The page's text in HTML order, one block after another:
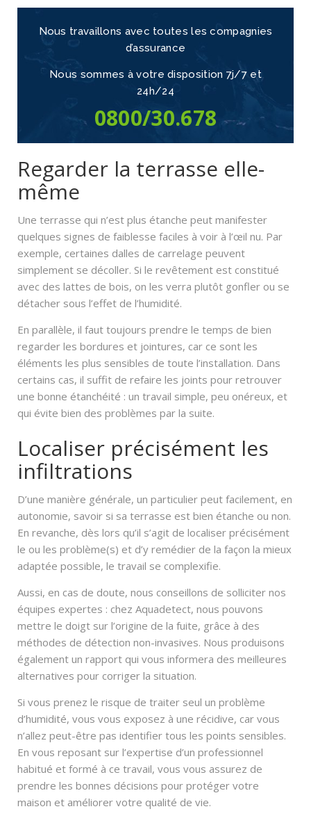
Nous travaillons avec toutes les compagnies
d’assurance
Nous sommes à votre disposition 7j/7 et
24h/24
0800/30.678
Regarder la terrasse elle-
même
Une terrasse qui n’est plus étanche peut manifester
quelques signes de faiblesse faciles à voir à l’œil nu. Par
exemple, certaines dalles de carrelage peuvent
simplement se décoller. Si le revêtement est constitué
avec des lattes de bois, on les verra plutôt gonfler ou se
détacher sous l’effet de l’humidité.
En parallèle, il faut toujours prendre le temps de bien
regarder les bordures et jointures, car ce sont les
éléments les plus sensibles de toute l’installation. Dans
certains cas, il suffit de refaire les joints pour retrouver
une bonne étanchéité : un travail simple, peu onéreux, et
qui évite bien des problèmes par la suite.
Localiser précisément les
infiltrations
D’une manière générale, un particulier peut facilement, en
autonomie, savoir si sa terrasse est bien étanche ou non.
En revanche, dès lors qu’il s’agit de localiser précisément
le ou les problème(s) et d’y remédier de la façon la mieux
adaptée possible, le travail se complexifie.
Aussi, en cas de doute, nous conseillons de solliciter nos
équipes expertes : chez Aquadetect, nous pouvons
mettre le doigt sur l’origine de la fuite, grâce à des
méthodes de détection non-invasives. Nous produisons
également un rapport qui vous informera des meilleures
alternatives pour corriger la situation.
Si vous prenez le risque de traiter seul un problème
d’humidité, vous vous exposez à une récidive, car vous
n’allez peut-être pas identifier tous les points sensibles.
En vous reposant sur l’expertise d’un professionnel
habitué et formé à ce travail, vous vous assurez de
prendre les bonnes décisions pour protéger votre
maison et améliorer votre qualité de vie.